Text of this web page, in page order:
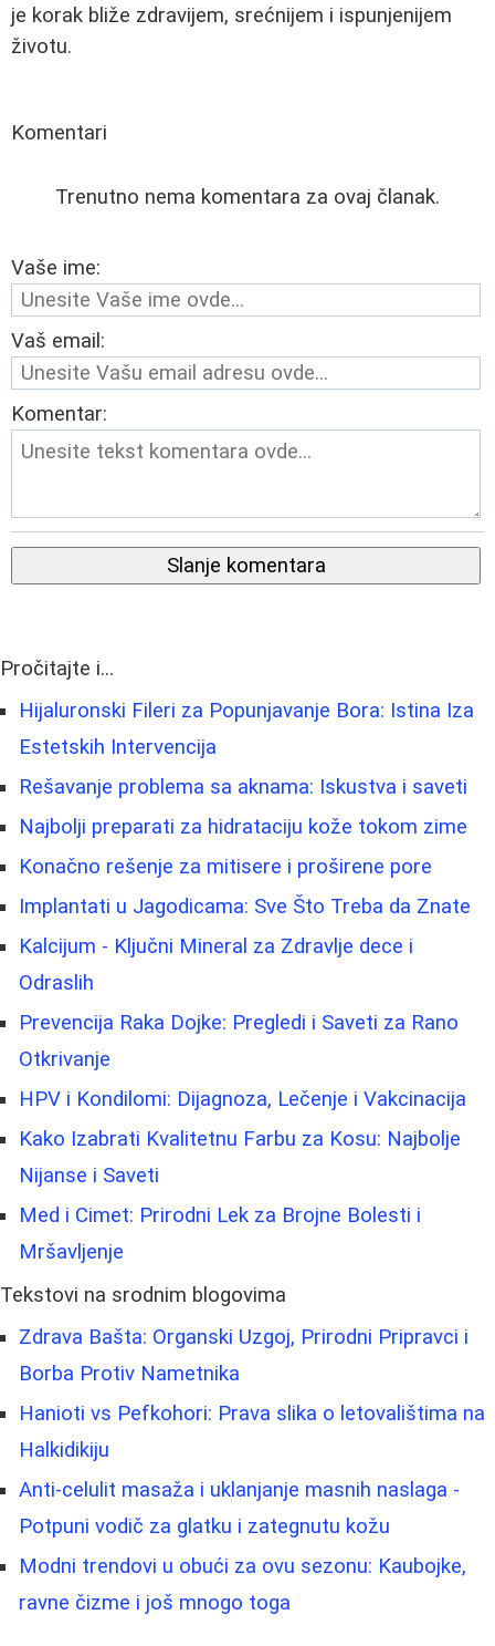
je korak bliže zdravijem, srećnijem i ispunjenijem
životu.
Komentari
Trenutno nema komentara za ovaj članak.
Vaše ime:
Vaš email:
Komentar:
Slanje komentara
Pročitajte i...
Hijaluronski Fileri za Popunjavanje Bora: Istina Iza
Estetskih Intervencija
Rešavanje problema sa aknama: Iskustva i saveti
Najbolji preparati za hidrataciju kože tokom zime
Konačno rešenje za mitisere i proširene pore
Implantati u Jagodicama: Sve Što Treba da Znate
Kalcijum - Ključni Mineral za Zdravlje dece i
Odraslih
Prevencija Raka Dojke: Pregledi i Saveti za Rano
Otkrivanje
HPV i Kondilomi: Dijagnoza, Lečenje i Vakcinacija
Kako Izabrati Kvalitetnu Farbu za Kosu: Najbolje
Nijanse i Saveti
Med i Cimet: Prirodni Lek za Brojne Bolesti i
Mršavljenje
Tekstovi na srodnim blogovima
Zdrava Bašta: Organski Uzgoj, Prirodni Pripravci i
Borba Protiv Nametnika
Hanioti vs Pefkohori: Prava slika o letovalištima na
Halkidikiju
Anti-celulit masaža i uklanjanje masnih naslaga -
Potpuni vodič za glatku i zategnutu kožu
Modni trendovi u obući za ovu sezonu: Kaubojke,
ravne čizme i još mnogo toga